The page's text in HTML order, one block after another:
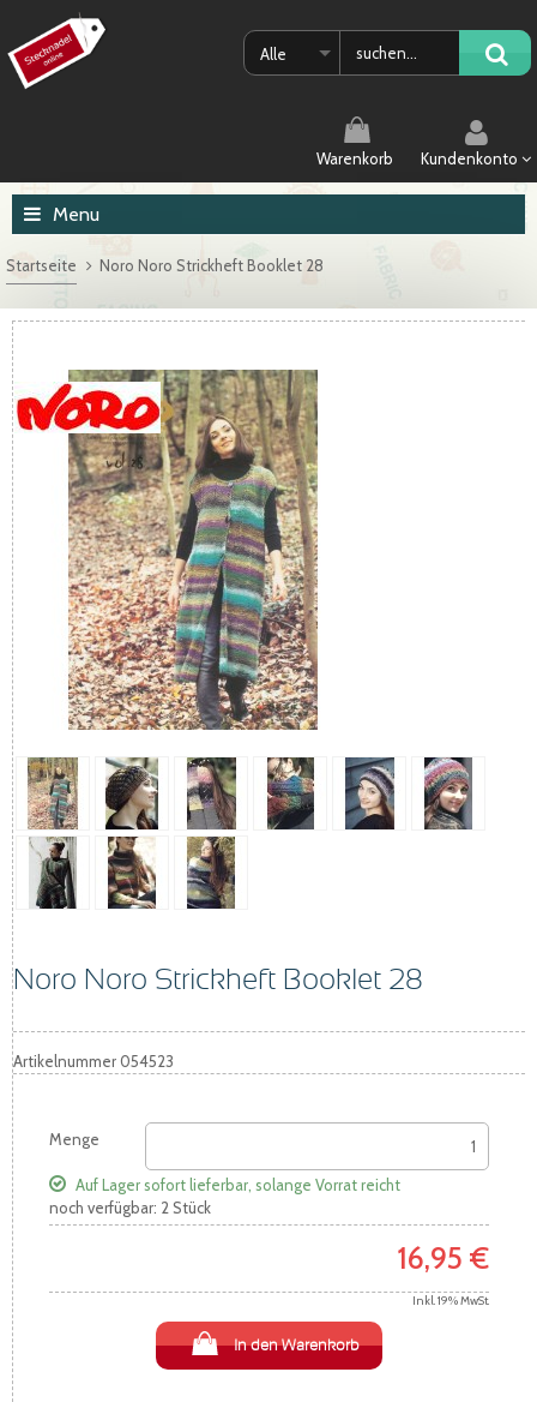
Alle
Warenkorb Kundenkonto
Menu
Startseite Noro Noro Strickheft Booklet 28
Noro Noro Strickheft Booklet 28
Artikelnummer054523
Menge
Auf Lagersofort lieferbar, solange Vorrat reicht
noch verfügbar: 2 Stück
16,95 €
Inkl. 19% MwSt.
In den Warenkorb